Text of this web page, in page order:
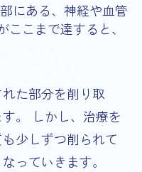
にある、神経や血管
こまで達すると、
た部分を削り取
。 しかし、治療を
少しずつ削られて
っていきます。